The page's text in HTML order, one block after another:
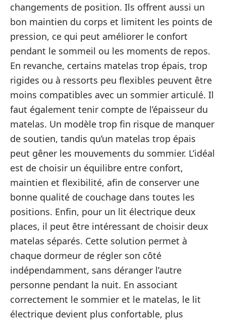
changements de position. Ils offrent aussi un
bon maintien du corps et limitent les points de
pression, ce qui peut améliorer le confort
pendant le sommeil ou les moments de repos.
En revanche, certains matelas trop épais, trop
rigides ou à ressorts peu flexibles peuvent être
moins compatibles avec un sommier articulé. Il
faut également tenir compte de l’épaisseur du
matelas. Un modèle trop fin risque de manquer
de soutien, tandis qu’un matelas trop épais
peut gêner les mouvements du sommier. L’idéal
est de choisir un équilibre entre confort,
maintien et flexibilité, afin de conserver une
bonne qualité de couchage dans toutes les
positions. Enfin, pour un lit électrique deux
places, il peut être intéressant de choisir deux
matelas séparés. Cette solution permet à
chaque dormeur de régler son côté
indépendamment, sans déranger l’autre
personne pendant la nuit. En associant
correctement le sommier et le matelas, le lit
électrique devient plus confortable, plus